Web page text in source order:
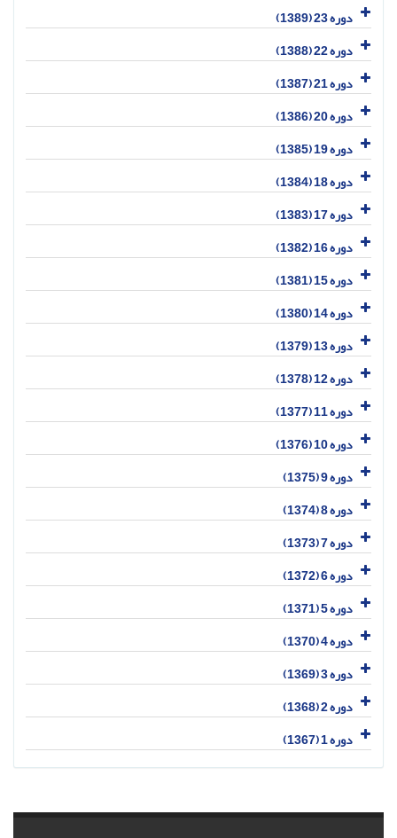
دوره 23 (1389)
دوره 22 (1388)
دوره 21 (1387)
دوره 20 (1386)
دوره 19 (1385)
دوره 18 (1384)
دوره 17 (1383)
دوره 16 (1382)
دوره 15 (1381)
دوره 14 (1380)
دوره 13 (1379)
دوره 12 (1378)
دوره 11 (1377)
دوره 10 (1376)
دوره 9 (1375)
دوره 8 (1374)
دوره 7 (1373)
دوره 6 (1372)
دوره 5 (1371)
دوره 4 (1370)
دوره 3 (1369)
دوره 2 (1368)
دوره 1 (1367)